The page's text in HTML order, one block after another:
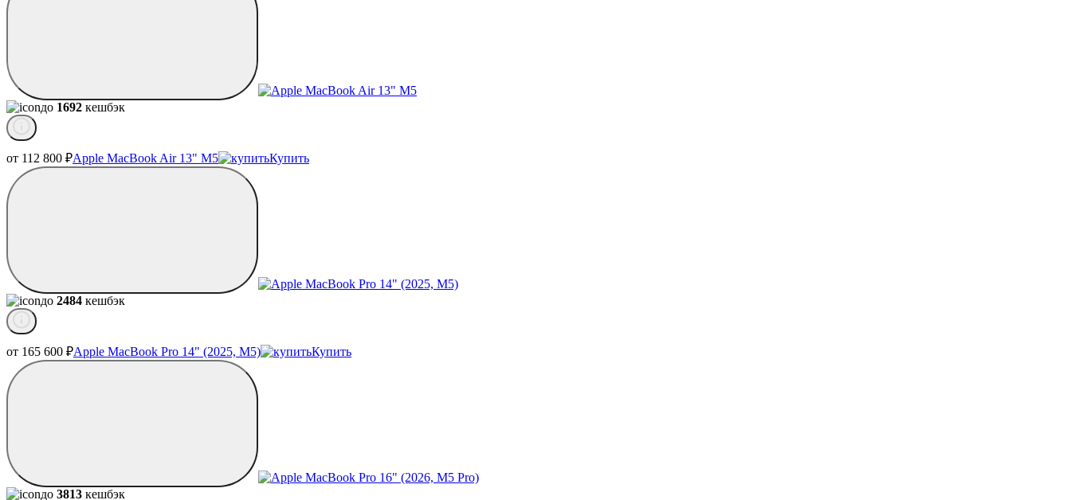
до 1692 кешбэк
от 112 800 ₽Apple MacBook Air 13" M5 Купить
до 2484 кешбэк
от 165 600 ₽Apple MacBook Pro 14" (2025, M5) Купить
до 3813 кешбэк